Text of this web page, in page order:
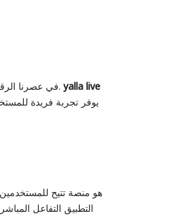
في عصرنا الرقمي الحالي، أصبح التواصل المباشر والمباشر بالفيديو أمرًا أساسيًا للترفيه، الاجتماعات، والتفاعل الاجتماعي.yalla live
التطبيق التفاعل